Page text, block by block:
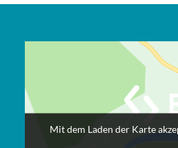
Mit dem Laden der Karte